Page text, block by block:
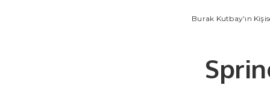
Burak Kutbay'ın